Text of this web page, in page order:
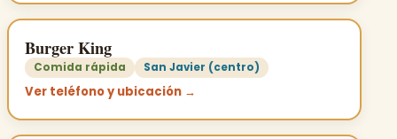
Burger King
Comida rápida San Javier (centro)
Ver teléfono y ubicación →